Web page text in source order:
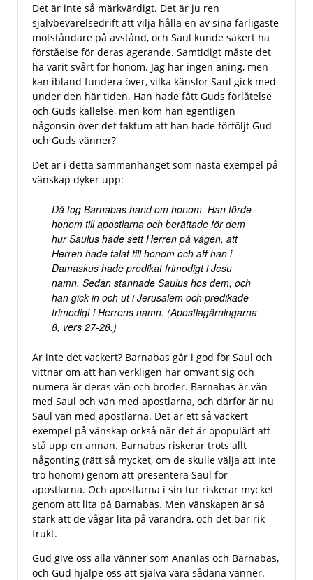
Det är inte så märkvärdigt. Det är ju ren
självbevarelsedrift att vilja hålla en av sina farligaste
motståndare på avstånd, och Saul kunde säkert ha
förståelse för deras agerande. Samtidigt måste det
ha varit svårt för honom. Jag har ingen aning, men
kan ibland fundera över, vilka känslor Saul gick med
under den här tiden. Han hade fått Guds förlåtelse
och Guds kallelse, men kom han egentligen
någonsin över det faktum att han hade förföljt Gud
och Guds vänner?
Det är i detta sammanhanget som nästa exempel på
vänskap dyker upp:
Då tog Barnabas hand om honom. Han förde
honom till apostlarna och berättade för dem
hur Saulus hade sett Herren på vägen, att
Herren hade talat till honom och att han i
Damaskus hade predikat frimodigt i Jesu
namn. Sedan stannade Saulus hos dem, och
han gick in och ut i Jerusalem och predikade
frimodigt i Herrens namn. (Apostlagärningarna
8, vers 27-28.)
Är inte det vackert? Barnabas går i god för Saul och
vittnar om att han verkligen har omvänt sig och
numera är deras vän och broder. Barnabas är vän
med Saul och vän med apostlarna, och därför är nu
Saul vän med apostlarna. Det är ett så vackert
exempel på vänskap också när det är opopulärt att
stå upp en annan. Barnabas riskerar trots allt
någonting (rätt så mycket, om de skulle välja att inte
tro honom) genom att presentera Saul för
apostlarna. Och apostlarna i sin tur riskerar mycket
genom att lita på Barnabas. Men vänskapen är så
stark att de vågar lita på varandra, och det bär rik
frukt.
Gud give oss alla vänner som Ananias och Barnabas,
och Gud hjälpe oss att själva vara sådana vänner.